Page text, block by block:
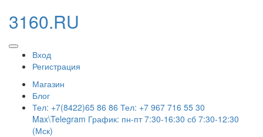
3160.RU
Вход
Регистрация
Магазин
Блог
Тел: +7(8422)65 86 86 Тел: +7 967 716 55 30
Max\Telegram График: пн-пт 7:30-16:30 сб 7:30-12:30
(Мск)